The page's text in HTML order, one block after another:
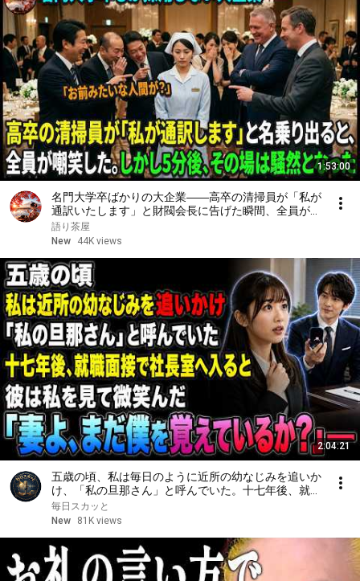
1:53:00
名門大学卒ばかりの大企業――高卒の清掃員が「私が
通訳いたします」と財閥会長に告げた瞬間、全員が嘲
笑した。しかし5分後、その場は静まり返った。#動
エピソード#老後の物語 #家族の物語
語り茶屋
New
44K views
2:04:21
五歳の頃、私は毎日のように近所の幼なじみを追いか
け、「私の旦那さん」と呼んでいた。十七年後、就職
面接で社長室へ入ると、彼は私を見て微笑んだ。「妻
よ、まだ僕を覚えているか？」――
毎日スカッと
New
81K views